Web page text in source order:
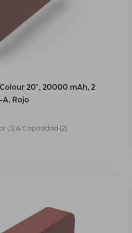
20", 20000 mAh, 2
A, Rojo
(3) & Capacidad (2)